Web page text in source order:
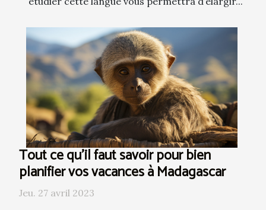
Tout ce qu'il faut savoir pour bien
planifier vos vacances à Madagascar
Jeu. 27 avril 2023